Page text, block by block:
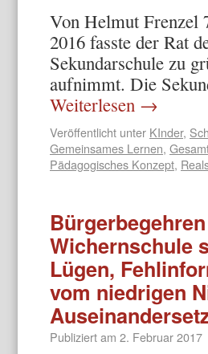
Von Helmut
2016 fasste der Rat
Sekundarschule zu
aufnimmt. Die
Weiterlesen →
Veröffentlicht unter KInder,
Gemeinsames Lernen,
Pädagogisches Konzept,
Wichernschule
Lügen,
vom niedrigen
Publiziert am 2. Februar 2017